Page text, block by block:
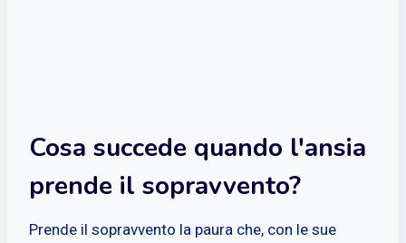
Cosa succede quando l'ansia
prende il sopravvento?
Prende il sopravvento la paura che, con le sue